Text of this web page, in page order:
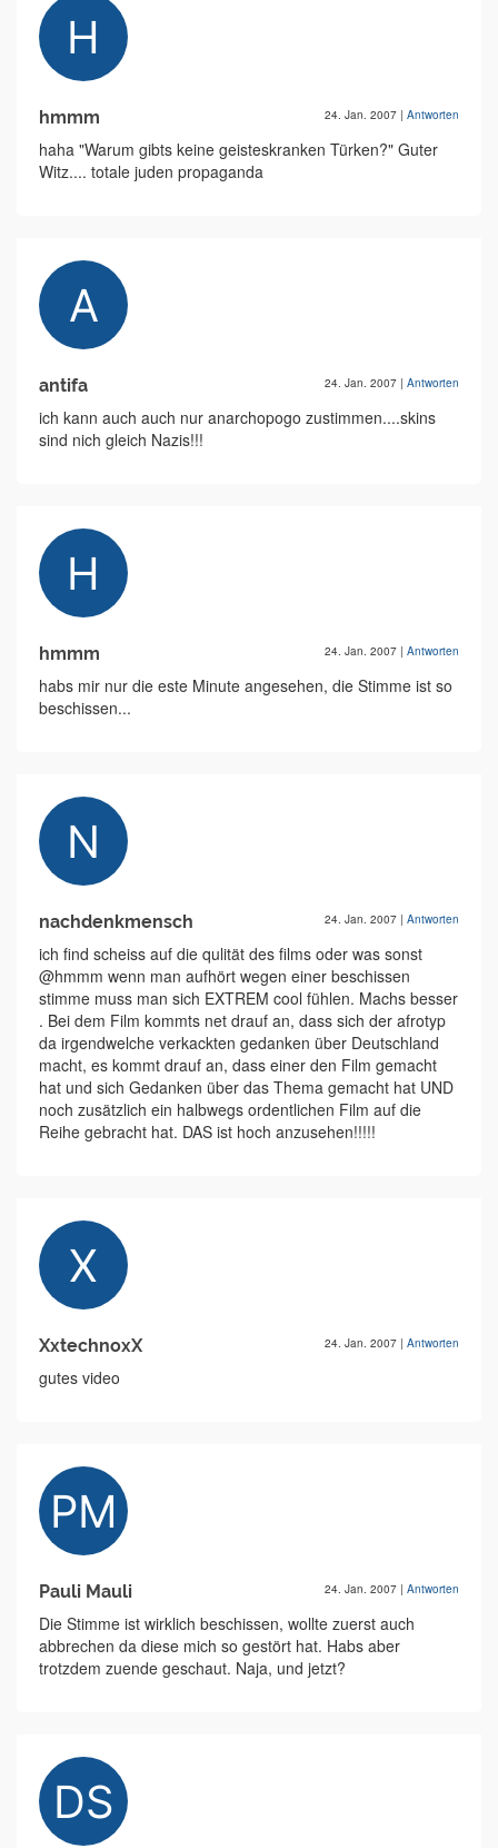
hmmm 24. Jan. 2007 | Antworten
haha "Warum gibts keine geisteskranken Türken?" Guter
Witz.... totale juden propaganda
antifa 24. Jan. 2007 | Antworten
ich kann auch auch nur anarchopogo zustimmen....skins
sind nich gleich Nazis!!!
hmmm 24. Jan. 2007 | Antworten
habs mir nur die este Minute angesehen, die Stimme ist so
beschissen...
nachdenkmensch 24. Jan. 2007 | Antworten
ich find scheiss auf die qulität des films oder was sonst
@hmmm wenn man aufhört wegen einer beschissen
stimme muss man sich EXTREM cool fühlen. Machs besser
. Bei dem Film kommts net drauf an, dass sich der afrotyp
da irgendwelche verkackten gedanken über Deutschland
macht, es kommt drauf an, dass einer den Film gemacht
hat und sich Gedanken über das Thema gemacht hat UND
noch zusätzlich ein halbwegs ordentlichen Film auf die
Reihe gebracht hat. DAS ist hoch anzusehen!!!!!
XxtechnoxX 24. Jan. 2007 | Antworten
gutes video
Pauli Mauli 24. Jan. 2007 | Antworten
Die Stimme ist wirklich beschissen, wollte zuerst auch
abbrechen da diese mich so gestört hat. Habs aber
trotzdem zuende geschaut. Naja, und jetzt?